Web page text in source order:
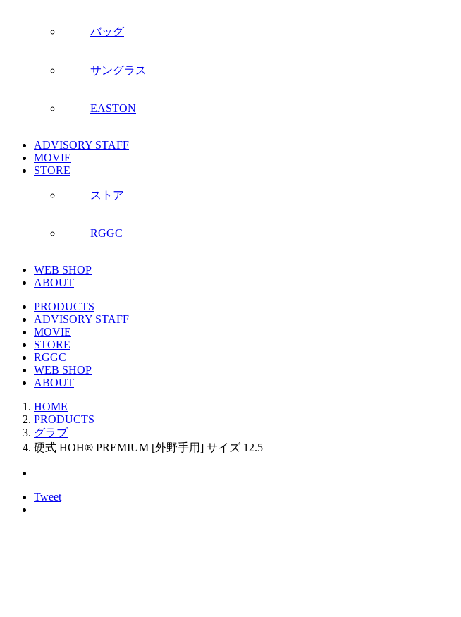
バッグ
サングラス
EASTON
ADVISORY STAFF
MOVIE
STORE
ストア
RGGC
WEB SHOP
ABOUT
PRODUCTS
ADVISORY STAFF
MOVIE
STORE
RGGC
WEB SHOP
ABOUT
HOME
PRODUCTS
グラブ
硬式 HOH® PREMIUM [外野手用] サイズ 12.5
Tweet